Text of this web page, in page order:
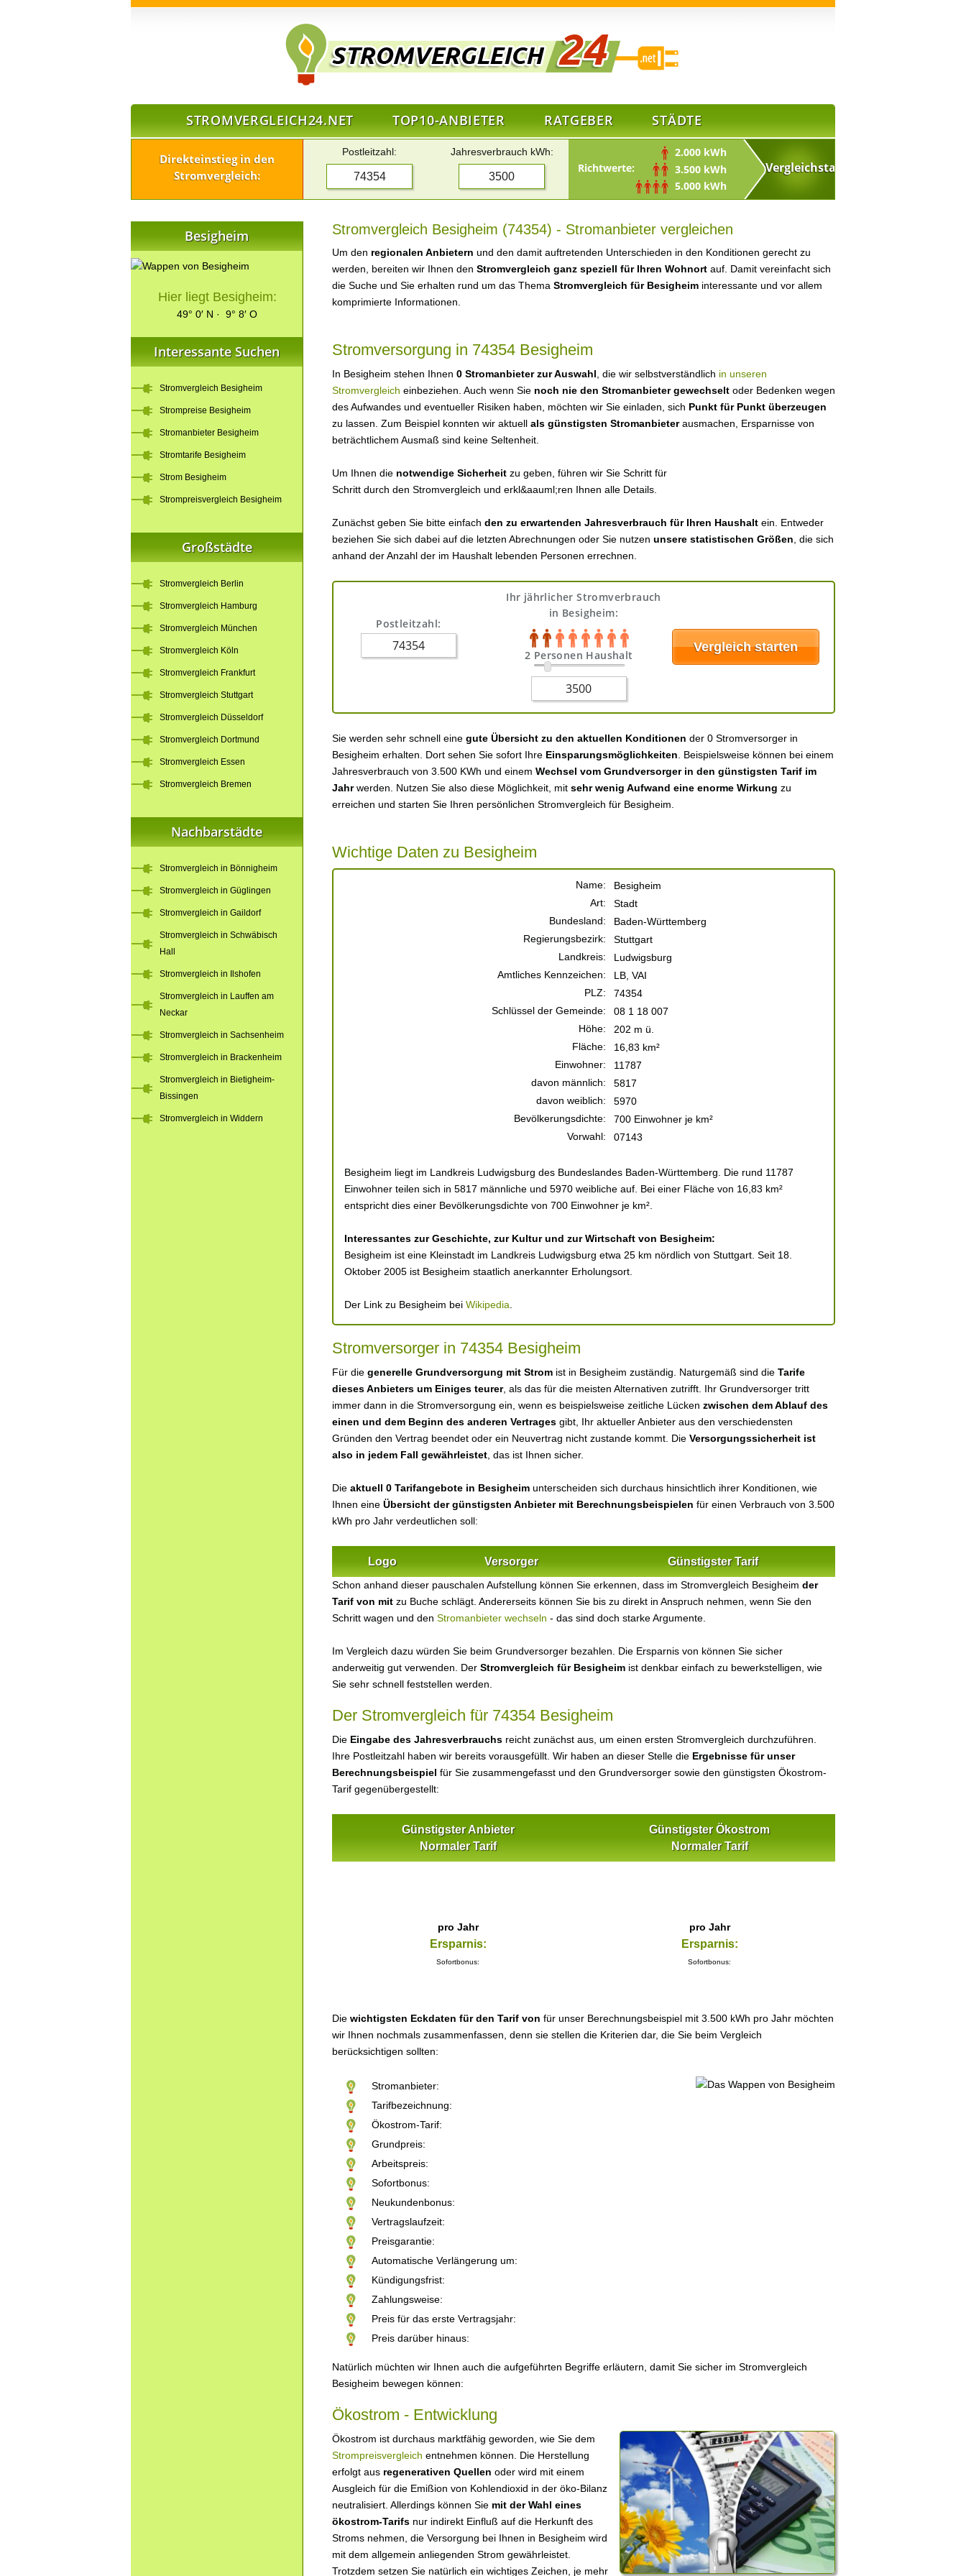
STROMVERGLEICH24.NET TOP10-ANBIETER RATGEBER STÄDTE
Direkteinstieg in den
Stromvergleich:
Postleitzahl: Jahresverbrauch kWh:
Richtwerte:
2.000 kWh
3.500 kWh
5.000 kWh
Stromvergleich Besigheim (74354) - Stromanbieter vergleichen
Um den regionalen Anbietern und den damit auftretenden Unterschieden in den Konditionen gerecht zu
werden, bereiten wir Ihnen den Stromvergleich ganz speziell für Ihren Wohnort auf. Damit vereinfacht sich
die Suche und Sie erhalten rund um das Thema Stromvergleich für Besigheim interessante und vor allem
komprimierte Informationen.
Stromversorgung in 74354 Besigheim
In Besigheim stehen Ihnen 0 Stromanbieter zur Auswahl , die wir selbstverständlich in unseren
Stromvergleich einbeziehen. Auch wenn Sie noch nie den Stromanbieter gewechselt oder Bedenken wegen
des Aufwandes und eventueller Risiken haben, möchten wir Sie einladen, sich Punkt für Punkt überzeugen
zu lassen. Zum Beispiel konnten wir aktuell als günstigsten Stromanbieterausmachen, Ersparnisse von
beträchtlichem Ausmaß sind keine Seltenheit.
Um Ihnen die notwendige Sicherheit zu geben, führen wir Sie Schritt für
Schritt durch den Stromvergleich und erkl&aauml;ren Ihnen alle Details.
Zunächst geben Sie bitte einfach den zu erwartenden Jahresverbrauch für Ihren Haushalt ein. Entweder
beziehen Sie sich dabei auf die letzten Abrechnungen oder Sie nutzen unsere statistischen Größen , die sich
anhand der Anzahl der im Haushalt lebenden Personen errechnen.
Postleitzahl:
Ihr jährlicher Stromverbrauch
in Besigheim:
2 Personen Haushalt
Sie werden sehr schnell eine gute Übersicht zu den aktuellen Konditionen der 0 Stromversorger in
Besigheim erhalten. Dort sehen Sie sofort Ihre Einsparungsmöglichkeiten . Beispielsweise können bei einem
Jahresverbrauch von 3.500 KWh und einem Wechsel vom Grundversorger in den günstigsten Tarif im
Jahrwerden. Nutzen Sie also diese Möglichkeit, mit sehr wenig Aufwand eine enorme Wirkung zu
erreichen und starten Sie Ihren persönlichen Stromvergleich für Besigheim.
Wichtige Daten zu Besigheim
Name:
Besigheim
Art:
Stadt
Bundesland:
Baden-Württemberg
Regierungsbezirk:
Stuttgart
Landkreis:
Ludwigsburg
Amtliches Kennzeichen:
LB, VAI
PLZ:
74354
Schlüssel der Gemeinde:
08 1 18 007
Höhe:
202 m ü.
Fläche:
16,83 km²
Einwohner:
11787
davon männlich:
5817
davon weiblich:
5970
Bevölkerungsdichte:
700 Einwohner je km²
Vorwahl:
07143
Besigheim liegt im Landkreis Ludwigsburg des Bundeslandes Baden-Württemberg. Die rund 11787
Einwohner teilen sich in 5817 männliche und 5970 weibliche auf. Bei einer Fläche von 16,83 km²
entspricht dies einer Bevölkerungsdichte von 700 Einwohner je km².
Interessantes zur Geschichte, zur Kultur und zur Wirtschaft von Besigheim:
Besigheim ist eine Kleinstadt im Landkreis Ludwigsburg etwa 25 km nördlich von Stuttgart. Seit 18.
Oktober 2005 ist Besigheim staatlich anerkannter Erholungsort.
Der Link zu Besigheim bei Wikipedia
Stromversorger in 74354 Besigheim
Für die generelle Grundversorgung mit Strom ist in Besigheim zuständig. Naturgemäß sind die Tarife
dieses Anbieters um Einiges teurer, als das für die meisten Alternativen zutrifft. Ihr Grundversorger tritt
immer dann in die Stromversorgung ein, wenn es beispielsweise zeitliche Lücken zwischen dem Ablauf des
einen und dem Beginn des anderen Vertrages gibt, Ihr aktueller Anbieter aus den verschiedensten
Gründen den Vertrag beendet oder ein Neuvertrag nicht zustande kommt. Die Versorgungssicherheit ist
also in jedem Fall gewährleistet , das ist Ihnen sicher.
Die aktuell 0 Tarifangebote in Besigheim unterscheiden sich durchaus hinsichtlich ihrer Konditionen, wie
Ihnen eine Übersicht der günstigsten Anbieter mit Berechnungsbeispielen für einen Verbrauch von 3.500
kWh pro Jahr verdeutlichen soll:
Logo Versorger Günstigster Tarif
Schon anhand dieser pauschalen Aufstellung können Sie erkennen, dass im Stromvergleich Besigheim der
Tarif von mit zu Buche schlägt. Andererseits können Sie bis zu direkt in Anspruch nehmen, wenn Sie den
Schritt wagen und den Stromanbieter wechseln - das sind doch starke Argumente.
Im Vergleich dazu würden Sie beim Grundversorger bezahlen. Die Ersparnis von können Sie sicher
anderweitig gut verwenden. Der Stromvergleich für Besigheim ist denkbar einfach zu bewerkstelligen, wie
Sie sehr schnell feststellen werden.
Der Stromvergleich für 74354 Besigheim
Die Eingabe des Jahresverbrauchs reicht zunächst aus, um einen ersten Stromvergleich durchzuführen.
Ihre Postleitzahl haben wir bereits vorausgefüllt. Wir haben an dieser Stelle die Ergebnisse für unser
Berechnungsbeispiel für Sie zusammengefasst und den Grundversorger sowie den günstigsten Ökostrom-
Tarif gegenübergestellt:
Günstigster Anbieter
Normaler Tarif
Günstigster Ökostrom
Normaler Tarif
pro Jahr
Ersparnis:
Sofortbonus:
pro Jahr
Ersparnis:
Sofortbonus:
Die wichtigsten Eckdaten für den Tarif von für unser Berechnungsbeispiel mit 3.500 kWh pro Jahr möchten
wir Ihnen nochmals zusammenfassen, denn sie stellen die Kriterien dar, die Sie beim Vergleich
berücksichtigen sollten:
Stromanbieter:
Tarifbezeichnung:
Ökostrom-Tarif:
Grundpreis:
Arbeitspreis:
Sofortbonus:
Neukundenbonus:
Vertragslaufzeit:
Preisgarantie:
Automatische Verlängerung um:
Kündigungsfrist:
Zahlungsweise:
Preis für das erste Vertragsjahr:
Preis darüber hinaus:
Natürlich müchten wir Ihnen auch die aufgeführten Begriffe erläutern, damit Sie sicher im Stromvergleich
Besigheim bewegen können:
Ökostrom - Entwicklung
Ökostrom ist durchaus marktfähig geworden, wie Sie dem
Strompreisvergleich entnehmen können. Die Herstellung
erfolgt aus regenerativen Quellen oder wird mit einem
Ausgleich für die Emißion von Kohlendioxid in der öko-Bilanz
neutralisiert. Allerdings können Sie mit der Wahl eines
ökostrom-Tarifs nur indirekt Einfluß auf die Herkunft des
Stroms nehmen, die Versorgung bei Ihnen in Besigheim wird
mit dem allgemein anliegenden Strom gewährleistet.
Trotzdem setzen Sie natürlich ein wichtiges Zeichen, je mehr
Besigheim
Hier liegt Besigheim:
49° 0′ N · 9° 8′ O
Interessante Suchen
Stromvergleich Besigheim
Strompreise Besigheim
Stromanbieter Besigheim
Stromtarife Besigheim
Strom Besigheim
Strompreisvergleich Besigheim
Großstädte
Stromvergleich Berlin
Stromvergleich Hamburg
Stromvergleich München
Stromvergleich Köln
Stromvergleich Frankfurt
Stromvergleich Stuttgart
Stromvergleich Düsseldorf
Stromvergleich Dortmund
Stromvergleich Essen
Stromvergleich Bremen
Nachbarstädte
Stromvergleich in Bönnigheim
Stromvergleich in Güglingen
Stromvergleich in Gaildorf
Stromvergleich in Schwäbisch
Hall
Stromvergleich in Ilshofen
Stromvergleich in Lauffen am
Neckar
Stromvergleich in Sachsenheim
Stromvergleich in Brackenheim
Stromvergleich in Bietigheim-
Bissingen
Stromvergleich in Widdern